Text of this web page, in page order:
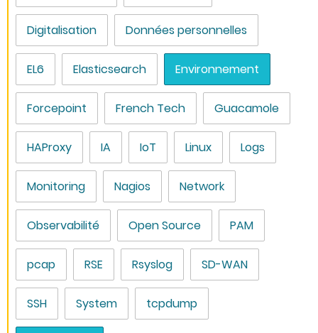
Digitalisation Données personnelles
EL6 Elasticsearch Environnement
Forcepoint French Tech Guacamole
HAProxy IA IoT Linux Logs
Monitoring Nagios Network
Observabilité Open Source PAM
pcap RSE Rsyslog SD-WAN
SSH System tcpdump